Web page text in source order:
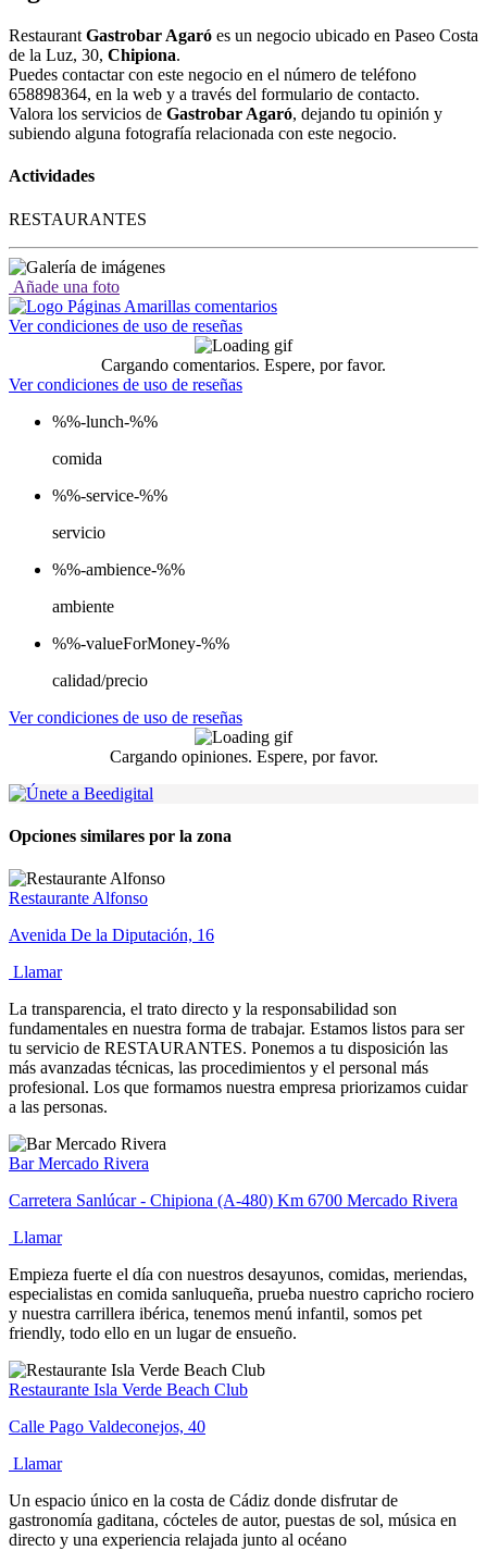
Restaurant Gastrobar Agaró es un negocio ubicado en Paseo Costa
de la Luz, 30, Chipiona.
Puedes contactar con este negocio en el número de teléfono
658898364, en la web y a través del formulario de contacto.
Valora los servicios de Gastrobar Agaró, dejando tu opinión y
subiendo alguna fotografía relacionada con este negocio.
Actividades
RESTAURANTES
Añade una foto
Ver condiciones de uso de reseñas
Cargando comentarios. Espere, por favor.
Ver condiciones de uso de reseñas
%%-lunch-%%
comida
%%-service-%%
servicio
%%-ambience-%%
ambiente
%%-valueForMoney-%%
calidad/precio
Ver condiciones de uso de reseñas
Cargando opiniones. Espere, por favor.
Opciones similares por la zona
Restaurante Alfonso
Avenida De la Diputación, 16
Llamar
La transparencia, el trato directo y la responsabilidad son
fundamentales en nuestra forma de trabajar. Estamos listos para ser
tu servicio de RESTAURANTES. Ponemos a tu disposición las
más avanzadas técnicas, las procedimientos y el personal más
profesional. Los que formamos nuestra empresa priorizamos cuidar
a las personas.
Bar Mercado Rivera
Carretera Sanlúcar - Chipiona (A-480) Km 6700 Mercado Rivera
Llamar
Empieza fuerte el día con nuestros desayunos, comidas, meriendas,
especialistas en comida sanluqueña, prueba nuestro capricho rociero
y nuestra carrillera ibérica, tenemos menú infantil, somos pet
friendly, todo ello en un lugar de ensueño.
Restaurante Isla Verde Beach Club
Calle Pago Valdeconejos, 40
Llamar
Un espacio único en la costa de Cádiz donde disfrutar de
gastronomía gaditana, cócteles de autor, puestas de sol, música en
directo y una experiencia relajada junto al océano